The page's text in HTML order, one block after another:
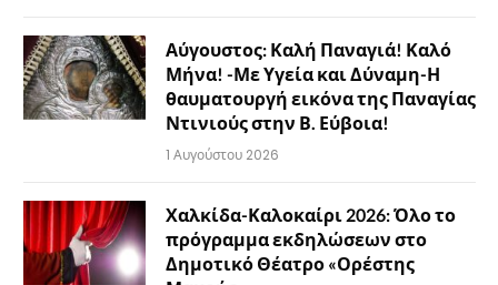
Αύγουστος: Καλή Παναγιά! Καλό
Μήνα! -Με Υγεία και Δύναμη-Η
θαυματουργή εικόνα της Παναγίας
Ντινιούς στην Β. Εύβοια!
1 Αυγούστου 2026
Χαλκίδα-Καλοκαίρι 2026: Όλο το
πρόγραμμα εκδηλώσεων στο
Δημοτικό Θέατρο «Ορέστης